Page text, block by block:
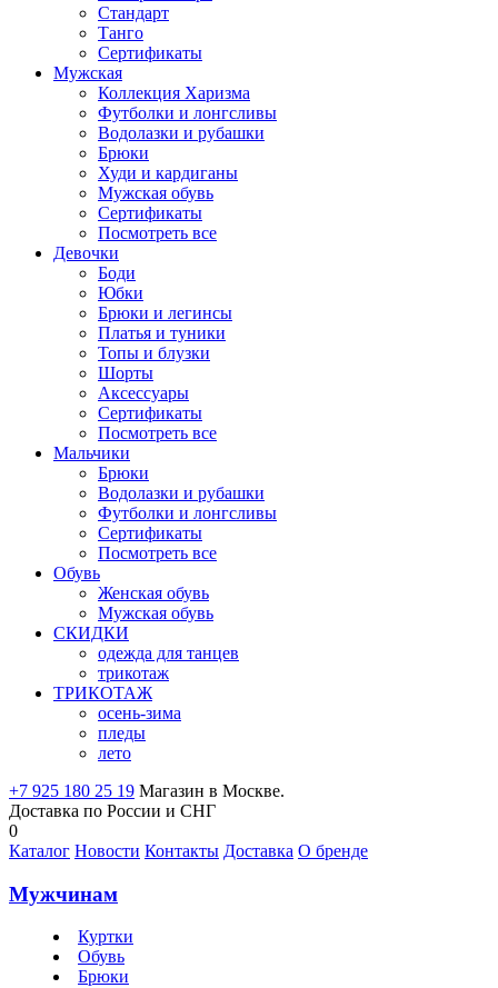
Стандарт
Танго
Сертификаты
Мужская
Коллекция Харизма
Футболки и лонгсливы
Водолазки и рубашки
Брюки
Худи и кардиганы
Мужская обувь
Сертификаты
Посмотреть все
Девочки
Боди
Юбки
Брюки и легинсы
Платья и туники
Топы и блузки
Шорты
Аксессуары
Сертификаты
Посмотреть все
Мальчики
Брюки
Водолазки и рубашки
Футболки и лонгсливы
Сертификаты
Посмотреть все
Обувь
Женская обувь
Мужская обувь
СКИДКИ
одежда для танцев
трикотаж
ТРИКОТАЖ
осень-зима
пледы
лето
+7 925 180 25 19 Магазин в Москве.
Доставка по России и СНГ
0
Каталог Новости Контакты Доставка О бренде
Мужчинам
Куртки
Обувь
Брюки